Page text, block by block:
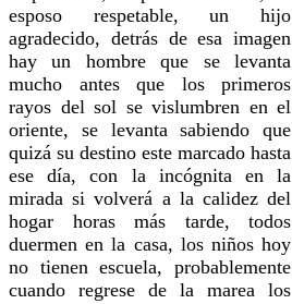
esposo respetable, un hijo
agradecido, detrás de esa imagen
hay un hombre que se levanta
mucho antes que los primeros
rayos del sol se vislumbren en el
oriente, se levanta sabiendo que
quizá su destino este marcado hasta
ese día, con la incógnita en la
mirada si volverá a la calidez del
hogar horas más tarde, todos
duermen en la casa, los niños hoy
no tienen escuela, probablemente
cuando regrese de la marea los